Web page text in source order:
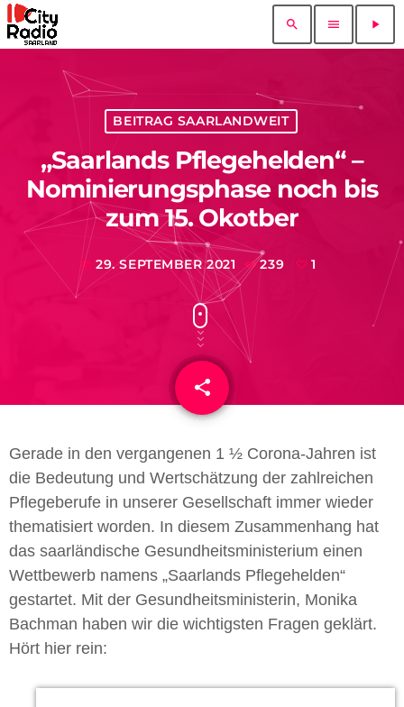
search menu play_arrow
BEITRAG SAARLANDWEIT
„Saarlands Pflegehelden“ –
Nominierungsphase noch bis
zum 15. Okotber
today 29. SEPTEMBER 2021 239 1
share
email
Gerade in den vergangenen 1 ½ Corona-Jahren ist
die Bedeutung und Wertschätzung der zahlreichen
Pflegeberufe in unserer Gesellschaft immer wieder
thematisiert worden. In diesem Zusammenhang hat
das saarländische Gesundheitsministerium einen
Wettbewerb namens „Saarlands Pflegehelden“
gestartet. Mit der Gesundheitsministerin, Monika
Bachman haben wir die wichtigsten Fragen geklärt.
Hört hier rein: